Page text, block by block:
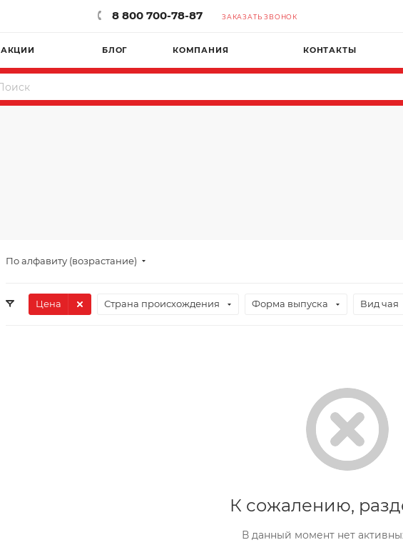
8 800 700-78-87 ЗАКАЗАТЬ ЗВОНОК
АКЦИИ БЛОГ КОМПАНИЯ КОНТАКТЫ
По алфавиту (возрастание)
Цена Страна происхождения Форма выпуска Вид чая
К сожалению,
В данный момент нет